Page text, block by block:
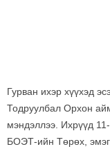
Гурван ихэр хүүхэд
Тодруулбал Орхон
мэндэллээ. Ихрүүд
БОЭТ-ийн Төрөх,